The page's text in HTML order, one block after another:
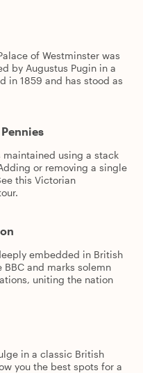
of Westminster was
by Augustus Pugin in a
in 1859 and has stood as
using a stack
or removing a single
this Victorian
embedded in British
and marks solemn
uniting the nation
in a classic British
you the best spots for a